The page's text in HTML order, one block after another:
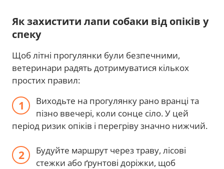
Як захистити лапи собаки від опіків у
спеку
Щоб літні прогулянки були безпечними,
ветеринари радять дотримуватися кількох
простих правил:
Виходьте на прогулянку рано вранці та
пізно ввечері, коли сонце сіло. У цей
період ризик опіків і перегріву значно нижчий.
Будуйте маршрут через траву, лісові
стежки або ґрунтові доріжки, щоб